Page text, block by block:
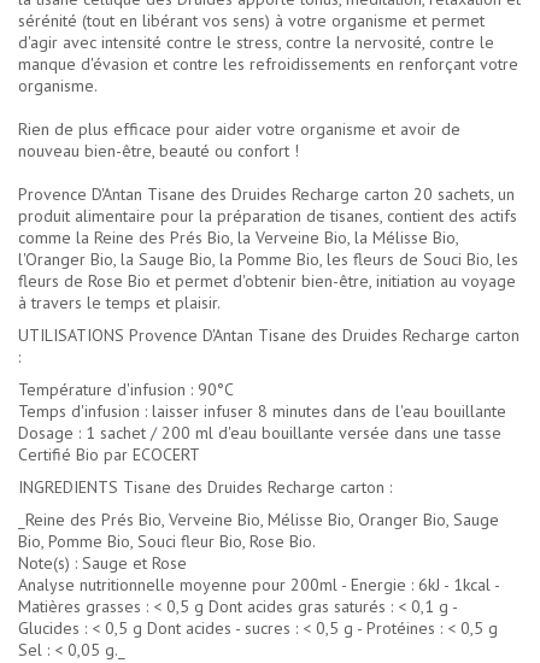
sérénité (tout en libérant vos sens) à votre organisme et permet
d'agir avec intensité contre le stress, contre la nervosité, contre le
manque d'évasion et contre les refroidissements en renforçant votre
organisme.
Rien de plus efficace pour aider votre organisme et avoir de
nouveau bien-être, beauté ou confort !
Provence D'Antan Tisane des Druides Recharge carton 20 sachets, un
produit alimentaire pour la préparation de tisanes, contient des actifs
comme la Reine des Prés Bio, la Verveine Bio, la Mélisse Bio,
l'Oranger Bio, la Sauge Bio, la Pomme Bio, les fleurs de Souci Bio, les
fleurs de Rose Bio et permet d'obtenir bien-être, initiation au voyage
à travers le temps et plaisir.
UTILISATIONS Provence D'Antan Tisane des Druides Recharge carton
:
Température d'infusion : 90°C
Temps d'infusion : laisser infuser 8 minutes dans de l'eau bouillante
Dosage : 1 sachet / 200 ml d'eau bouillante versée dans une tasse
Certifié Bio par ECOCERT
INGREDIENTS Tisane des Druides Recharge carton :
_Reine des Prés Bio, Verveine Bio, Mélisse Bio, Oranger Bio, Sauge
Bio, Pomme Bio, Souci fleur Bio, Rose Bio.
Note(s) : Sauge et Rose
Analyse nutritionnelle moyenne pour 200ml - Energie : 6kJ - 1kcal -
Matières grasses : < 0,5 g Dont acides gras saturés : < 0,1 g -
Glucides : < 0,5 g Dont acides - sucres : < 0,5 g - Protéines : < 0,5 g
Sel : < 0,05 g._